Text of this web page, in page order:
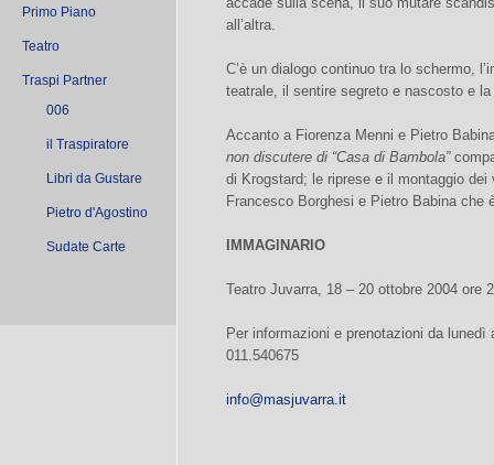
Primo Piano
Teatro
Traspi Partner
006
il Traspiratore
Libri da Gustare
Pietro d'Agostino
Sudate Carte
all’altra.
C’è un dialogo continuo tra lo schermo,
teatrale, il sentire segreto e nascosto e
Accanto a Fiorenza Menni e Pietro
non discutere di “Casa di Bambola”
di Krogstard; le riprese e il montaggio
Francesco Borghesi e Pietro Babina che
IMMAGINARIO
Teatro Juvarra, 18 – 20 ottobre 2004 ore
Per informazioni e prenotazioni da
011.540675
info@masjuvarra.it